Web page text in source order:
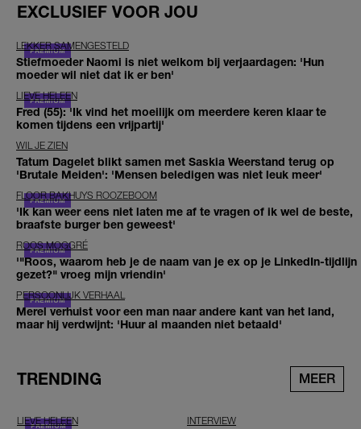
EXCLUSIEF VOOR JOU
LEKKER SAMENGESTELD
Stiefmoeder Naomi is niet welkom bij verjaardagen: 'Hun
moeder wil niet dat ik er ben'
LIEVE HELEEN
Fred (55): 'Ik vind het moeilijk om meerdere keren klaar te
komen tijdens een vrijpartij'
WIL JE ZIEN
Tatum Dagelet blikt samen met Saskia Weerstand terug op
'Brutale Meiden': 'Mensen beledigen was niet leuk meer'
FLOOR BAKHUYS ROOZEBOOM
'Ik kan weer eens niet laten me af te vragen of ik wel de beste,
braafste burger ben geweest'
ROOS MOGGRÉ
'"Roos, waarom heb je de naam van je ex op je LinkedIn-tijdlijn
gezet?" vroeg mijn vriendin'
PERSOONLIJK VERHAAL
Merel verhuist voor een man naar andere kant van het land,
maar hij verdwijnt: 'Huur al maanden niet betaald'
TRENDING MEER
LIEVE HELEEN INTERVIEW